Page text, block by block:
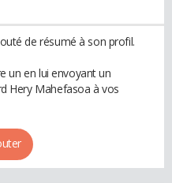
de résumé à son profil.
un en lui envoyant un
Hery Mahefasoa à vos